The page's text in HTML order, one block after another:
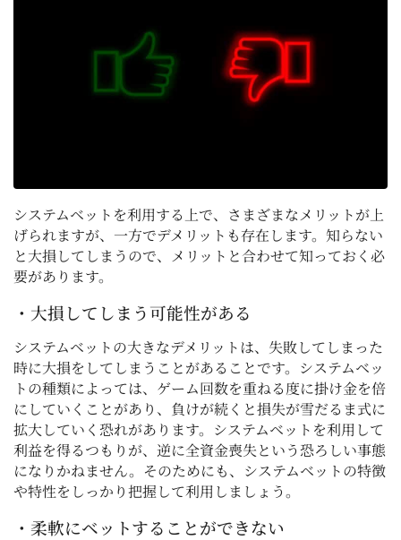
システムベットを利用する上で、さまざまなメリットが上
げられますが、一方でデメリットも存在します。知らない
と大損してしまうので、メリットと合わせて知っておく必
要があります。
・大損してしまう可能性がある
システムベットの大きなデメリットは、失敗してしまった
時に大損をしてしまうことがあることです。システムベッ
トの種類によっては、ゲーム回数を重ねる度に掛け金を倍
にしていくことがあり、負けが続くと損失が雪だるま式に
拡大していく恐れがあります。システムベットを利用して
利益を得るつもりが、逆に全資金喪失という恐ろしい事態
になりかねません。そのためにも、システムベットの特徴
や特性をしっかり把握して利用しましょう。
・柔軟にベットすることができない